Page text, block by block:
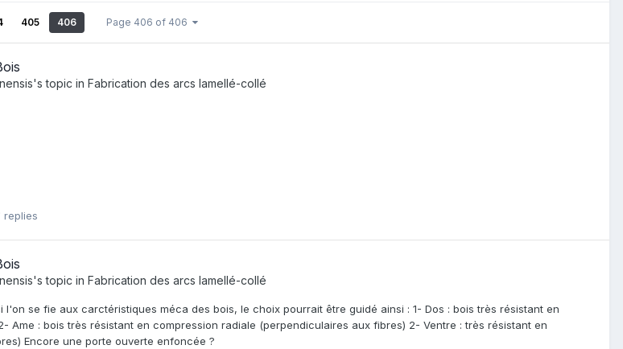
405 406 Page 406 of 406
's topic in Fabrication des arcs lamellé-collé
replies
's topic in Fabrication des arcs lamellé-collé
se fie aux carctéristiques méca des bois, le choix pourrait être guidé ainsi : 1- Dos : bois très résistant en
Ame : bois très résistant en compression radiale (perpendiculaires aux fibres) 2- Ventre : très résistant en
Encore une porte ouverte enfoncée ?